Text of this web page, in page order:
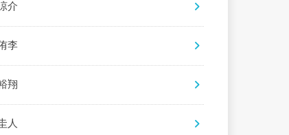
介
李
翔
人